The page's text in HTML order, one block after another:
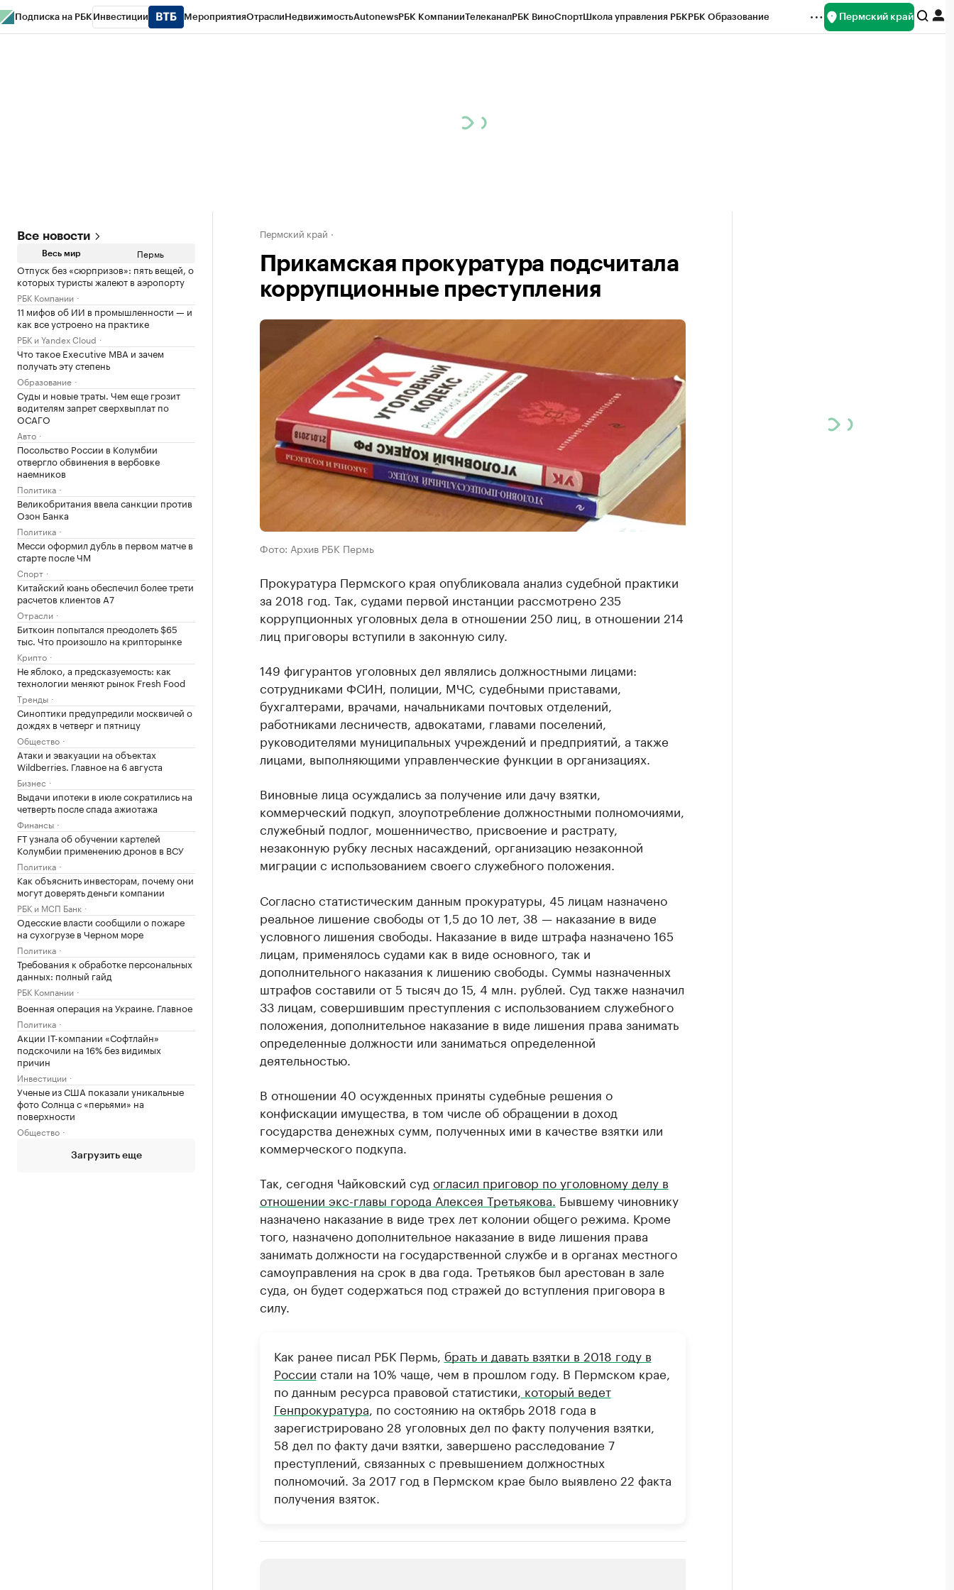
Подписка на РБК Инвестиции МероприятияОтраслиНедвижимостьAutonewsРБК КомпанииТелеканалРБК ВиноСпортШкола управления РБКРБК Образование Пермский край
Все новости
Весь мир Пермь
Отпуск без «сюрпризов»: пять вещей, о
которых туристы жалеют в аэропорту
РБК Компании
11 мифов об ИИ в промышленности — и
как все устроено на практике
РБК и Yandex Cloud
Что такое Executive MBA и зачем
получать эту степень
Образование
Суды и новые траты. Чем еще грозит
водителям запрет сверхвыплат по
ОСАГО
Авто
Посольство России в Колумбии
отвергло обвинения в вербовке
наемников
Политика
Великобритания ввела санкции против
Озон Банка
Политика
Месси оформил дубль в первом матче в
старте после ЧМ
Спорт
Китайский юань обеспечил более трети
расчетов клиентов А7
Отрасли
Биткоин попытался преодолеть $65
тыс. Что произошло на крипторынке
Крипто
Не яблоко, а предсказуемость: как
технологии меняют рынок Fresh Food
Тренды
Синоптики предупредили москвичей о
дождях в четверг и пятницу
Общество
Атаки и эвакуации на объектах
Wildberries. Главное на 6 августа
Бизнес
Выдачи ипотеки в июле сократились на
четверть после спада ажиотажа
Финансы
FT узнала об обучении картелей
Колумбии применению дронов в ВСУ
Политика
Как объяснить инвесторам, почему они
могут доверять деньги компании
РБК и МСП Банк
Одесские власти сообщили о пожаре
на сухогрузе в Черном море
Политика
Требования к обработке персональных
данных: полный гайд
РБК Компании
Военная операция на Украине. Главное
Политика
Акции IT-компании «Софтлайн»
подскочили на 16% без видимых
причин
Инвестиции
Ученые из США показали уникальные
фото Солнца с «перьями» на
поверхности
Общество
Загрузить еще
Пермский край
Прикамская прокуратура подсчитала
коррупционные преступления
Фото: Архив РБК Пермь
Прокуратура Пермского края опубликовала анализ судебной практики
за 2018 год. Так, судами первой инстанции рассмотрено 235
коррупционных уголовных дела в отношении 250 лиц, в отношении 214
лиц приговоры вступили в законную силу.
149 фигурантов уголовных дел являлись должностными лицами:
сотрудниками ФСИН, полиции, МЧС, судебными приставами,
бухгалтерами, врачами, начальниками почтовых отделений,
работниками лесничеств, адвокатами, главами поселений,
руководителями муниципальных учреждений и предприятий, а также
лицами, выполняющими управленческие функции в организациях.
Виновные лица осуждались за получение или дачу взятки,
коммерческий подкуп, злоупотребление должностными полномочиями,
служебный подлог, мошенничество, присвоение и растрату,
незаконную рубку лесных насаждений, организацию незаконной
миграции с использованием своего служебного положения.
Согласно статистическим данным прокуратуры, 45 лицам назначено
реальное лишение свободы от 1,5 до 10 лет, 38 — наказание в виде
условного лишения свободы. Наказание в виде штрафа назначено 165
лицам, применялось судами как в виде основного, так и
дополнительного наказания к лишению свободы. Суммы назначенных
штрафов составили от 5 тысяч до 15, 4 млн. рублей. Суд также назначил
33 лицам, совершившим преступления с использованием служебного
положения, дополнительное наказание в виде лишения права занимать
определенные должности или заниматься определенной
деятельностью.
В отношении 40 осужденных приняты судебные решения о
конфискации имущества, в том числе об обращении в доход
государства денежных сумм, полученных ими в качестве взятки или
коммерческого подкупа.
Так, сегодня Чайковский суд огласил приговор по уголовному делу в
отношении экс-главы города Алексея Третьякова. Бывшему чиновнику
назначено наказание в виде трех лет колонии общего режима. Кроме
того, назначено дополнительное наказание в виде лишения права
занимать должности на государственной службе и в органах местного
самоуправления на срок в два года. Третьяков был арестован в зале
суда, он будет содержаться под стражей до вступления приговора в
силу.
Как ранее писал РБК Пермь, брать и давать взятки в 2018 году в
России стали на 10% чаще, чем в прошлом году. В Пермском крае,
по данным ресурса правовой статистики, который ведет
Генпрокуратура , по состоянию на октябрь 2018 года в
зарегистрировано 28 уголовных дел по факту получения взятки,
58 дел по факту дачи взятки, завершено расследование 7
преступлений, связанных с превышением должностных
полномочий. За 2017 год в Пермском крае было выявлено 22 факта
получения взяток.